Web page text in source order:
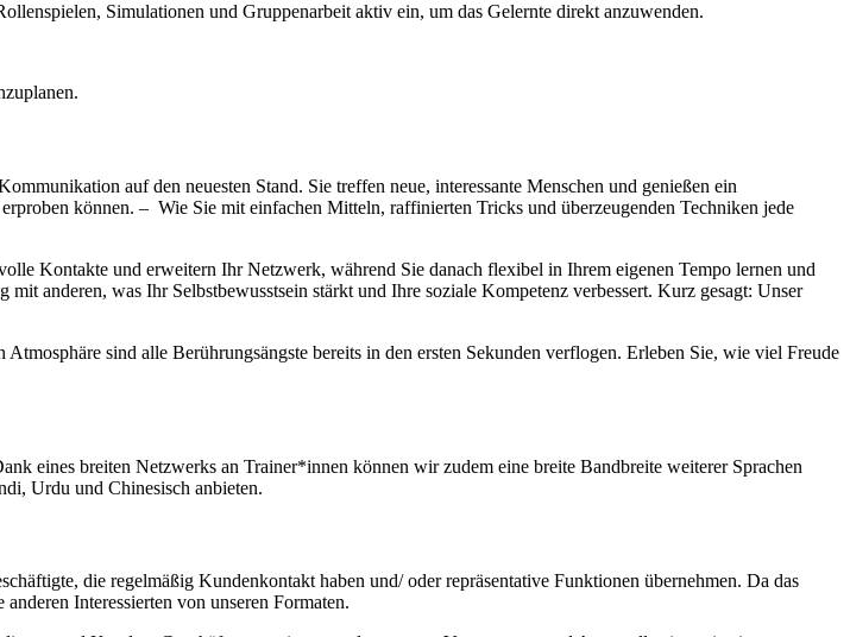
Simulationen und Gruppenarbeit aktiv ein, um das Gelernte direkt anzuwenden.
auf den neuesten Stand. Sie treffen neue, interessante Menschen und genießen ein
können. – Wie Sie mit einfachen Mitteln, raffinierten Tricks und überzeugenden Techniken jede
Kontakte und erweitern Ihr Netzwerk, während Sie danach flexibel in Ihrem eigenen Tempo lernen und
anderen, was Ihr Selbstbewusstsein stärkt und Ihre soziale Kompetenz verbessert. Kurz gesagt: Unser
sind alle Berührungsängste bereits in den ersten Sekunden verflogen. Erleben Sie, wie viel Freude
eines breiten Netzwerks an Trainer*innen können wir zudem eine breite Bandbreite weiterer Sprachen
Urdu und Chinesisch anbieten.
die regelmäßig Kundenkontakt haben und/ oder repräsentative Funktionen übernehmen. Da das
Interessierten von unseren Formaten.